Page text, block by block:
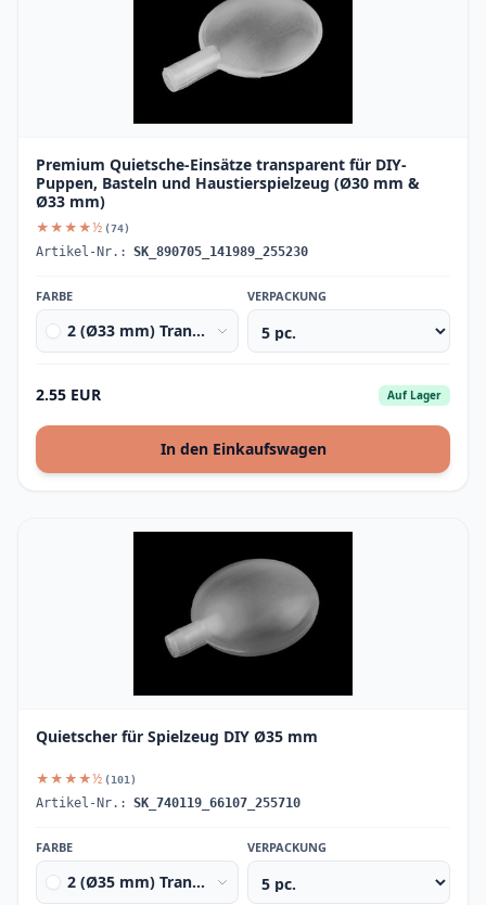
Premium Quietsche-Einsätze transparent für DIY-
Puppen, Basteln und Haustierspielzeug (Ø30 mm &
Ø33 mm)
★★★★½ (74)
Artikel-Nr.: SK_890705_141989_255230
FARBE
2 (Ø33 mm) Transparent
VERPACKUNG
2.55 EUR Auf Lager
In den Einkaufswagen
Quietscher für Spielzeug DIY Ø35 mm
★★★★½ (101)
Artikel-Nr.: SK_740119_66107_255710
FARBE
2 (Ø35 mm) Transparent
VERPACKUNG